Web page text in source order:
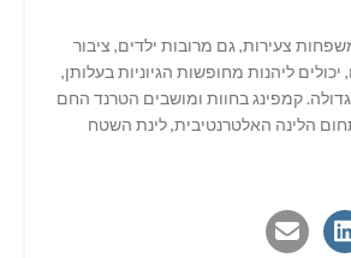
צעירות, גם מרובות ילדים, ציבור
יכולים ליהנות מחופשות הגיוניות בעלותן,
גדולה. קמפינג בחוות ומושבים הטרנד החם
הלינה האלטרנטיבית, לינת השטח